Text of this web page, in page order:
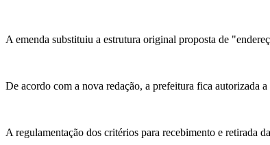
A emenda substituiu a estrutura original proposta de
De acordo com a nova redação, a prefeitura fica autorizada
A regulamentação dos critérios para recebimento e retirada